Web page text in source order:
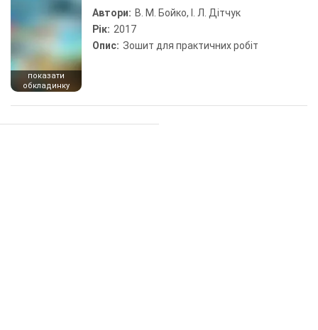
показати
обкладинку
Автори: В. М. Бойко, І. Л. Дітчук
Рік: 2017
Опис: Зошит для практичних робіт